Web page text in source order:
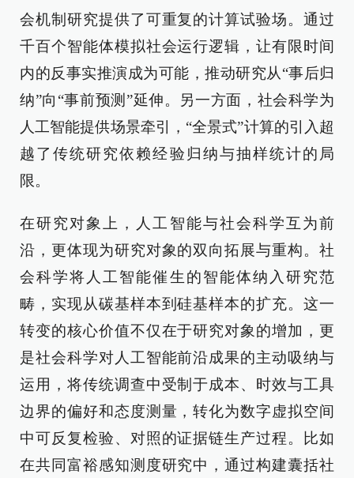
会机制研究提供了可重复的计算试验场。通过
千百个智能体模拟社会运行逻辑，让有限时间
内的反事实推演成为可能，推动研究从“事后归
纳”向“事前预测”延伸。另一方面，社会科学为
人工智能提供场景牵引，“全景式”计算的引入超
越了传统研究依赖经验归纳与抽样统计的局
限。
在研究对象上，人工智能与社会科学互为前
沿，更体现为研究对象的双向拓展与重构。社
会科学将人工智能催生的智能体纳入研究范
畴，实现从碳基样本到硅基样本的扩充。这一
转变的核心价值不仅在于研究对象的增加，更
是社会科学对人工智能前沿成果的主动吸纳与
运用，将传统调查中受制于成本、时效与工具
边界的偏好和态度测量，转化为数字虚拟空间
中可反复检验、对照的证据链生产过程。比如
在共同富裕感知测度研究中，通过构建囊括社